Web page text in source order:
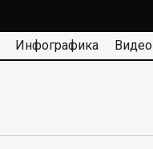
Инфографика Видео